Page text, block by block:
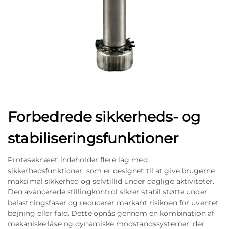
Forbedrede sikkerheds- og
stabiliseringsfunktioner
Proteseknæet indeholder flere lag med
sikkerhedsfunktioner, som er designet til at give brugerne
maksimal sikkerhed og selvtillid under daglige aktiviteter.
Den avancerede stillingkontrol sikrer stabil støtte under
belastningsfaser og reducerer markant risikoen for uventet
bøjning eller fald. Dette opnås gennem en kombination af
mekaniske låse og dynamiske modstandssystemer, der